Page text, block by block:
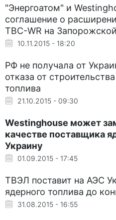
"Энергоатом" и
соглашение о
ТВС-WR на
10.11.2015 - 18:20
РФ не получала от
отказа от
топлива
21.10.2015 - 09:30
Westinghouse может
качестве поставщика
Украину
01.09.2015 - 17:45
ТВЭЛ поставит на АЭС
ядерного топлива до
31.08.2015 - 16:55